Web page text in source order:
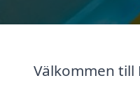
Välkommen